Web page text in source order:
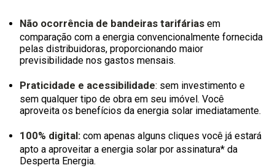
Não ocorrência de bandeiras tarifárias em
comparação com a energia convencionalmente fornecida
pelas distribuidoras, proporcionando maior
previsibilidade nos gastos mensais.
Praticidade e acessibilidade: sem investimento e
sem qualquer tipo de obra em seu imóvel. Você
aproveita os benefícios da energia solar imediatamente.
100% digital: com apenas alguns cliques você já estará
apto a aproveitar a energia solar por assinatura* da
Desperta Energia.